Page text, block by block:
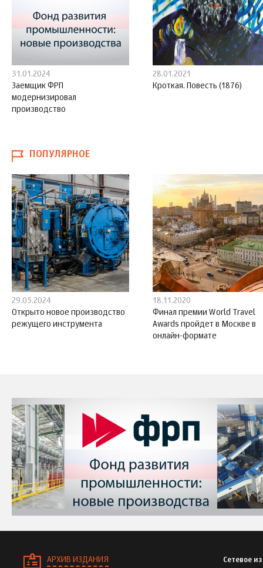
31.01.2024
Заемщик ФРП
модернизировал
производство
28.01.2021
Кроткая. Повесть (1876)
ПОПУЛЯРНОЕ
29.05.2024
Открыто новое производство
режущего инструмента
18.11.2020
Финал премии World Travel
Awards пройдет в Москве в
онлайн-формате
АРХИВ ИЗДАНИЯ
Сетевое